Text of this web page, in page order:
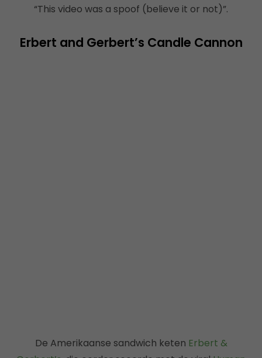
“This video was a spoof (believe it or not)”.
Erbert and Gerbert’s Candle Cannon
De Amerikaanse sandwich keten Erbert &